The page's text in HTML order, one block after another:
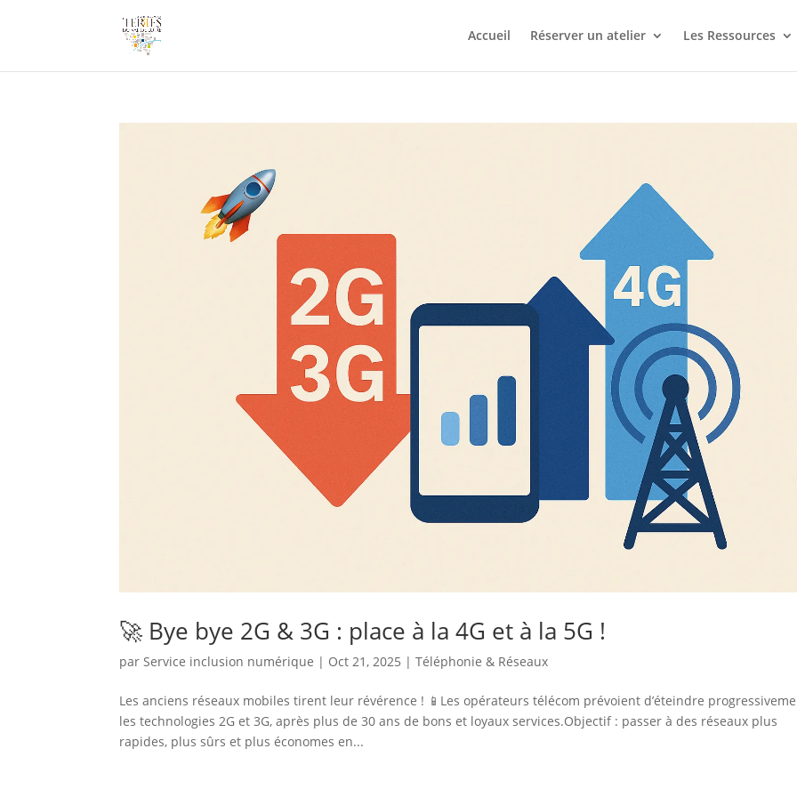
Accueil Réserver un atelier Les Ressources
🚀 Bye bye 2G & 3G : place à la 4G et à la 5G !
par Service inclusion numérique | Oct 21, 2025 |Téléphonie & Réseaux
Les anciens réseaux mobiles tirent leur révérence ! 📱Les opérateurs télécom prévoient d’éteindre
les technologies 2G et 3G, après plus de 30 ans de bons et loyaux services.Objectif : passer à des réseaux plus
rapides, plus sûrs et plus économes en...